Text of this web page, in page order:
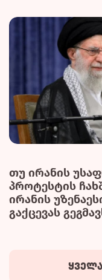
თუ ირანის
პროტესტის
ირანის
გაქცევას